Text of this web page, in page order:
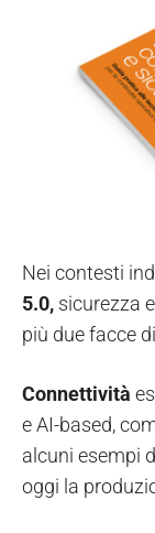
Nei contesti
5.0, sicurezza
più due facce
Connettività
e AI-based,
alcuni esempi
oggi la